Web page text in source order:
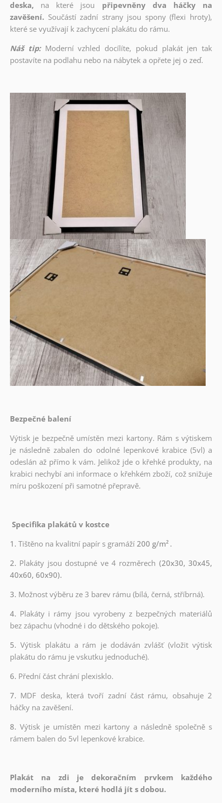
deska, na které jsou
připevněny dva háčky na
zavěšení. Součástí zadní strany jsou spony (flexi hroty),
které se využívají k zachycení plakátu do rámu.
Náš tip: Moderní vzhled docílíte, pokud plakát jen tak
postavíte na podlahu nebo na nábytek a opřete jej o zeď.
Bezpečné balení
Výtisk je bezpečně umístěn mezi kartony. Rám s výtiskem
je následně zabalen do odolné lepenkové krabice (5vl) a
odeslán až přímo k vám. Jelikož jde o křehké produkty, na
krabici nechybí ani informace o křehkém zboží, což snižuje
míru poškození při samotné přepravě.
Specifika plakátů v kostce
1. Tištěno na kvalitní papír s gramáží200 g/m² .
2. Plakáty jsou dostupné ve 4 rozměrech (20x30, 30x45,
40x60, 60x90).
3. Možnost výběru ze 3 barev rámu (bílá, černá, stříbrná).
4. Plakáty i rámy jsou vyrobeny z bezpečných materiálů
bez zápachu (vhodné i do dětského pokoje).
5.Výtisk plakátu a rám je dodáván zvlášť (vložit výtisk
plakátu do rámu je vskutku jednoduché).
6. Přední část chrání plexisklo.
7. MDF deska, která tvoří zadní část rámu, obsahuje 2
háčky na zavěšení.
8. Výtisk je umístěn mezi kartony a následně společně s
rámem balen do 5vl lepenkové krabice.
Plakát na zdi je dekoračním prvkem každého
moderního místa, které hodlá jít s dobou.